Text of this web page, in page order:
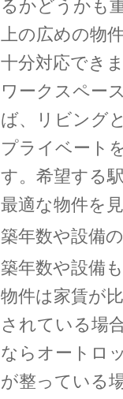
るかどうかも
上の広めの物
十分対応でき
ワークスペー
ば、リビング
プライベート
す。希望する
最適な物件を
築年数や設備
築年数や設備
物件は家賃が
されている場
ならオートロ
が整っている